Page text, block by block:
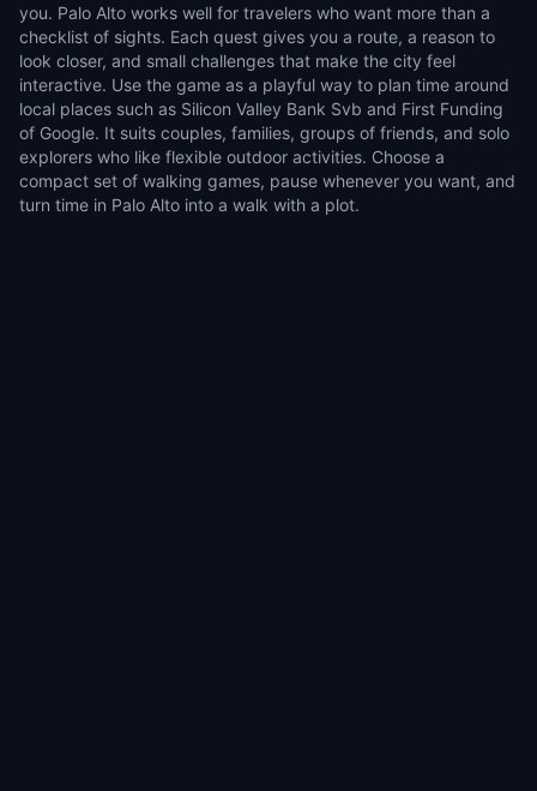
you. Palo Alto works well for travelers who want more than a
checklist of sights. Each quest gives you a route, a reason to
look closer, and small challenges that make the city feel
interactive. Use the game as a playful way to plan time around
local places such as Silicon Valley Bank Svb and First Funding
of Google. It suits couples, families, groups of friends, and solo
explorers who like flexible outdoor activities. Choose a
compact set of walking games, pause whenever you want, and
turn time in Palo Alto into a walk with a plot.